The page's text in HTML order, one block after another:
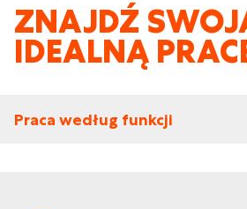
ZNAJDŹ
IDEALNĄ
Praca według funkcji